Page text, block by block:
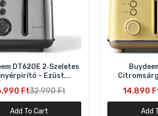
2‑Szeletes Kenyérpirító – Zöld, Állítható
4‑Szeletes Kenyérpirító – Zöld, 7
DT620E 2‑Szeletes
– Ezüst,
Ft32.990 Ft
Add To Cart
14.890
Add